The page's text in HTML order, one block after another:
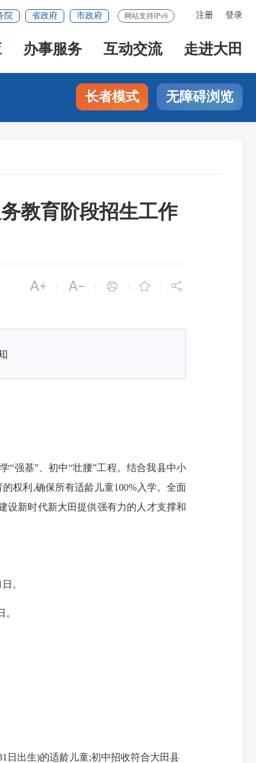
注册 登录
院 省政府 市政府 网站支持IPv6
办事服务 互动交流 走进大田
长者模式 无障碍浏览
教育阶段招生工作
    
强基”、初中“壮腰”工程。结合我县中小
权利,确保所有适龄儿童100%入学。全面
设新时代新大田提供强有力的人才支撑和
。
日出生)的适龄儿童;初中招收符合大田县